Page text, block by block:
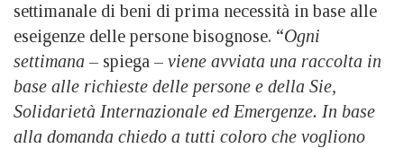
settimanale di beni di prima necessità in base alle
eseigenze delle persone bisognose. “Ogni
settimana – spiega – viene avviata una raccolta in
base alle richieste delle persone e della Sie,
Solidarietà Internazionale ed Emergenze. In base
alla domanda chiedo a tutti coloro che vogliono